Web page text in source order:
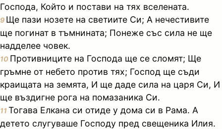
Господа, Който и постави на тях вселената.
9 Ще пази нозете на светиите Си; А нечестивите
ще погинат в тъмнината; Понеже със сила не ще
надделее човек.
10 Противниците на Господа ще се сломят; Ще
гръмне от небето против тях; Господ ще съди
краищата на земята, И ще даде сила на царя Си, И
ще въздигне рога на помазаника Си.
11Тогава Елкана си отиде у дома си в Рама. А
детето слугуваше Господу пред свещеника Илия.